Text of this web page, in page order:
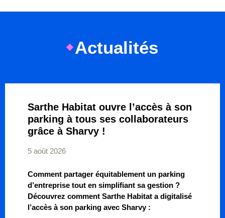
Actualités
Sarthe Habitat ouvre l’accès à son
parking à tous ses collaborateurs
grâce à Sharvy !
5 août 2026
Comment partager équitablement un parking
d’entreprise tout en simplifiant sa gestion ?
Découvrez comment Sarthe Habitat a digitalisé
l’accès à son parking avec Sharvy :